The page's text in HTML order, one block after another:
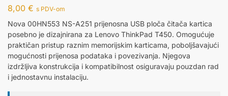
8,00 € s PDV-om
Nova 00HN553 NS-A251 prijenosna USB ploča čitača kartica
posebno je dizajnirana za Lenovo ThinkPad T450. Omogućuje
praktičan pristup raznim memorijskim karticama, poboljšavajući
mogućnosti prijenosa podataka i povezivanja. Njegova
izdržljiva konstrukcija i kompatibilnost osiguravaju pouzdan rad
i jednostavnu instalaciju.